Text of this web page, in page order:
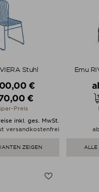
Stuhl
€
Preis €
Preis
inkl. ges. MwSt.
versandkostenfrei
ZEIGEN
Emu
ALLE